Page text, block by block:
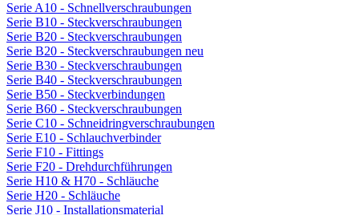
Serie A10 - Schnellverschraubungen
Serie B10 - Steckverschraubungen
Serie B20 - Steckverschraubungen
Serie B20 - Steckverschraubungen neu
Serie B30 - Steckverschraubungen
Serie B40 - Steckverschraubungen
Serie B50 - Steckverbindungen
Serie B60 - Steckverschraubungen
Serie C10 - Schneidringverschraubungen
Serie E10 - Schlauchverbinder
Serie F10 - Fittings
Serie F20 - Drehdurchführungen
Serie H10 & H70 - Schläuche
Serie H20 - Schläuche
Serie J10 - Installationsmaterial